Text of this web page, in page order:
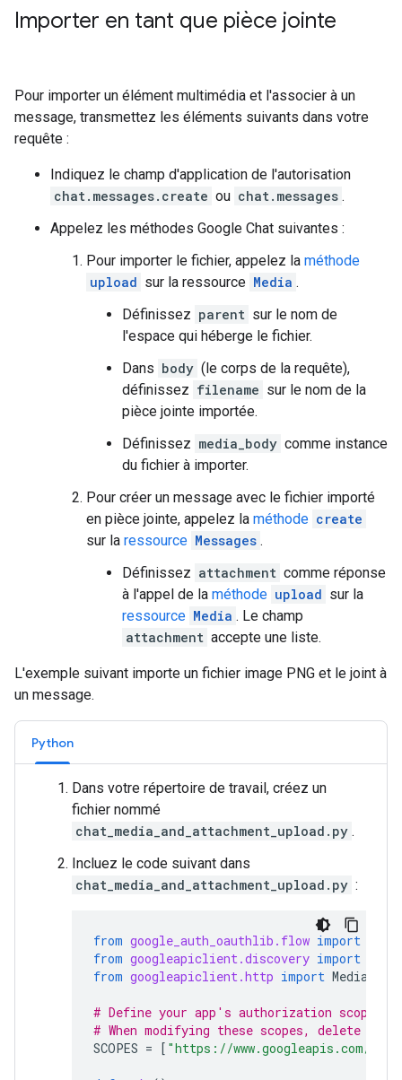
Importer en tant que pièce jointe
Pour importer un élément multimédia et l'associer à un
message, transmettez les éléments suivants dans votre
requête :
Indiquez le champ d'application de l'autorisation
chat.messages.create ou chat.messages .
Appelez les méthodes Google Chat suivantes :
Pour importer le fichier, appelez la méthode
upload sur la ressource Media .
Définissez parent sur le nom de
l'espace qui héberge le fichier.
Dans body (le corps de la requête),
définissez filename sur le nom de la
pièce jointe importée.
Définissez media_body comme instance
du fichier à importer.
Pour créer un message avec le fichier importé
en pièce jointe, appelez la méthode create
sur la ressource Messages .
Définissez attachment comme réponse
à l'appel de la méthode upload sur la
ressource Media . Le champ
attachment accepte une liste.
L'exemple suivant importe un fichier image PNG et le joint à
un message.
Python
Dans votre répertoire de travail, créez un
fichier nommé
chat_media_and_attachment_upload.py .
Incluez le code suivant dans
chat_media_and_attachment_upload.py :
from google_auth_oauthlib.flow import
from googleapiclient.discovery import
from googleapiclient.http import
# Define your app's authorization scopes.
# When modifying these scopes, delete
SCOPES = [ "https://www.googleapis.com/